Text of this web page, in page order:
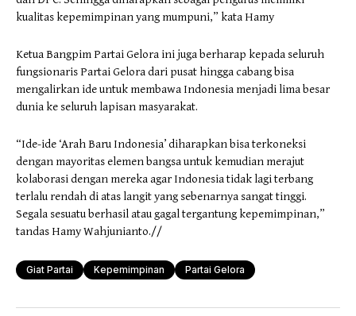
kualitas kepemimpinan yang mumpuni,” kata Hamy
Ketua Bangpim Partai Gelora ini juga berharap kepada seluruh
fungsionaris Partai Gelora dari pusat hingga cabang bisa
mengalirkan ide untuk membawa Indonesia menjadi lima besar
dunia ke seluruh lapisan masyarakat.
“Ide-ide ‘Arah Baru Indonesia’ diharapkan bisa terkoneksi
dengan mayoritas elemen bangsa untuk kemudian merajut
kolaborasi dengan mereka agar Indonesia tidak lagi terbang
terlalu rendah di atas langit yang sebenarnya sangat tinggi.
Segala sesuatu berhasil atau gagal tergantung kepemimpinan,”
tandas Hamy Wahjunianto.//
Giat Partai Kepemimpinan Partai Gelora